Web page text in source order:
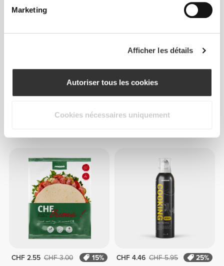
Marketing
Afficher les détails
Autoriser tous les cookies
Cookies nécessaires uniquement
CHF 7.85
CHF 2.55 CHF 3.00
15%
CHF 4.46 CHF 5.95
25%